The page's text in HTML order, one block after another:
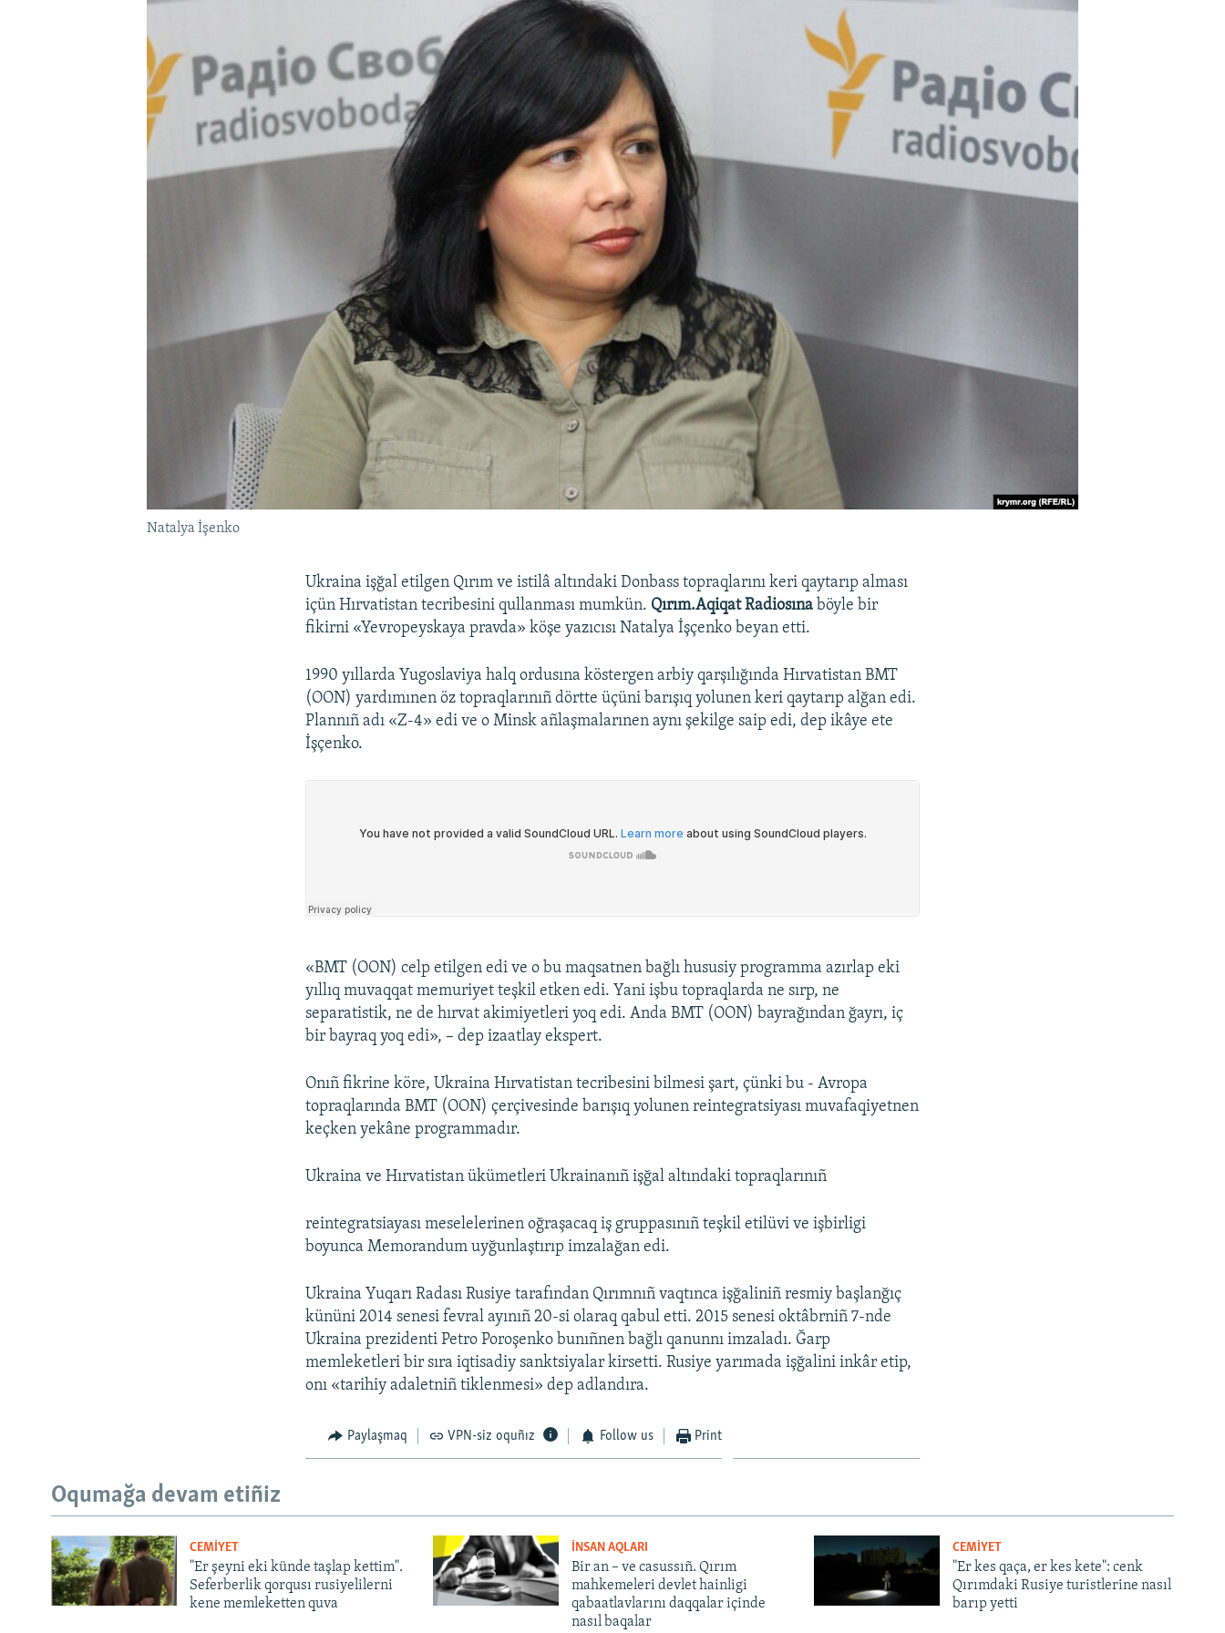
Natalya İşenko
Ukraina işğal etilgen Qırım ve istilâ altındaki Donbass topraqlarını keri qaytarıp alması
içün Hırvatistan tecribesini qullanması mumkün. Qırım.Aqiqat Radiosına böyle bir
fikirni «Yevropeyskaya pravda» köşe yazıcısı Natalya İşçenko beyan etti.
1990 yıllarda Yugoslaviya halq ordusına köstergen arbiy qarşılığında Hırvatistan BMT
(OON) yardımınen öz topraqlarınıñ dörtte üçüni barışıq yolunen keri qaytarıp alğan edi.
Plannıñ adı «Z-4» edi ve o Minsk añlaşmalarınen aynı şekilge saip edi, dep ikâye ete
İşçenko.
«BMT (OON) celp etilgen edi ve o bu maqsatnen bağlı hususiy programma azırlap eki
yıllıq muvaqqat memuriyet teşkil etken edi. Yani işbu topraqlarda ne sırp, ne
separatistik, ne de hırvat akimiyetleri yoq edi. Anda BMT (OON) bayrağından ğayrı, iç
bir bayraq yoq edi», – dep izaatlay ekspert.
Onıñ fikrine köre, Ukraina Hırvatistan tecribesini bilmesi şart, çünki bu - Avropa
topraqlarında BMT (OON) çerçivesinde barışıq yolunen reintegratsiyası muvafaqiyetnen
keçken yekâne programmadır.
Ukraina ve Hırvatistan ükümetleri Ukrainanıñ işğal altındaki topraqlarınıñ
reintegratsiayası meselelerinen oğraşacaq iş gruppasınıñ teşkil etilüvi ve işbirligi
boyunca Memorandum uyğunlaştırıp imzalağan edi.
Ukraina Yuqarı Radası Rusiye tarafından Qırımnıñ vaqtınca işğaliniñ resmiy başlanğıç
kününi 2014 senesi fevral ayınıñ 20-si olaraq qabul etti. 2015 senesi oktâbrniñ 7-nde
Ukraina prezidenti Petro Poroşenko bunıñnen bağlı qanunnı imzaladı. Ğarp
memleketleri bir sıra iqtisadiy sanktsiyalar kirsetti. Rusiye yarımada işğalini inkâr etip,
onı «tarihiy adaletniñ tiklenmesi» dep adlandıra.
Paylaşmaq VPN-siz oquñız Follow us Print
Oqumağa devam etiñiz
CEMİYET
"Er şeyni eki künde taşlap kettim".
Seferberlik qorqusı rusiyelilerni
kene memleketten quva
İNSAN AQLARI
Bir an – ve casussıñ. Qırım
mahkemeleri devlet hainligi
qabaatlavlarını daqqalar içinde
nasıl baqalar
CEMİYET
"Er kes qaça, er kes kete": cenk
Qırımdaki Rusiye turistlerine nasıl
barıp yetti